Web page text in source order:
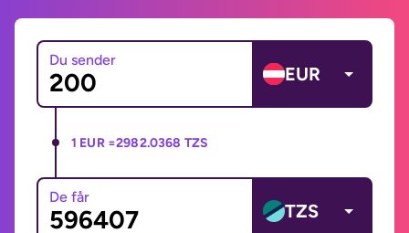
Du sender
EUR
1 EUR =2982.0368 TZS
De får
TZS